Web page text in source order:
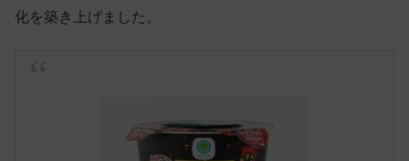
化を築き上げました。